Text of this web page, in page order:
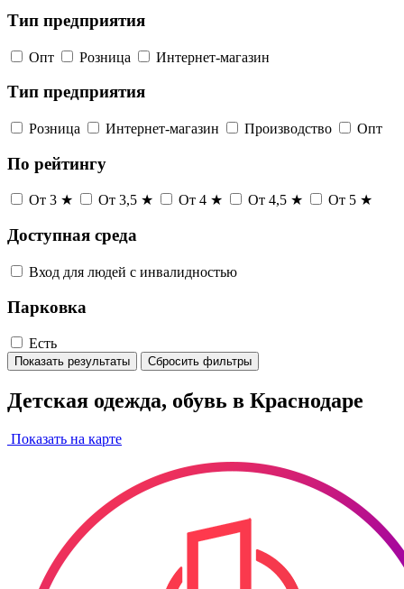
Тип предприятия
Опт Розница Интернет-магазин
Тип предприятия
Розница Интернет-магазин Производство Опт
По рейтингу
От 3 ★ От 3,5 ★ От 4 ★ От 4,5 ★ От 5 ★
Доступная среда
Вход для людей с инвалидностью
Парковка
Есть
Показать результаты Сбросить фильтры
Детская одежда, обувь в Краснодаре
Показать на карте